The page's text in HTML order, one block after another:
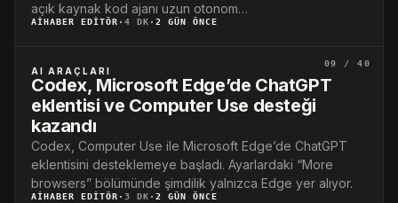
açık kaynak kod ajanı uzun otonom…
AIHABER EDITÖR · 4 DK · 2 GÜN ÖNCE
09 / 40
AI ARAÇLARI
Codex, Microsoft Edge’de ChatGPT
eklentisi ve Computer Use desteği
kazandı
Codex, Computer Use ile Microsoft Edge’de ChatGPT
eklentisini desteklemeye başladı. Ayarlardaki “More
browsers” bölümünde şimdilik yalnızca Edge yer alıyor.
AIHABER EDITÖR · 3 DK · 2 GÜN ÖNCE